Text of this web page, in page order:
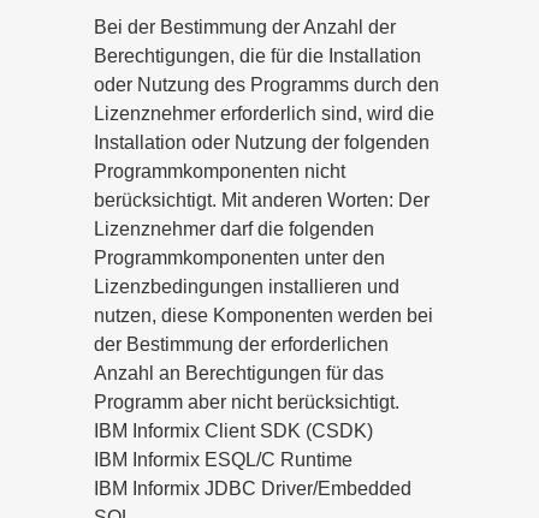
Bei der Bestimmung der Anzahl der
Berechtigungen, die für die Installation
oder Nutzung des Programms durch den
Lizenznehmer erforderlich sind, wird die
Installation oder Nutzung der folgenden
Programmkomponenten nicht
berücksichtigt. Mit anderen Worten: Der
Lizenznehmer darf die folgenden
Programmkomponenten unter den
Lizenzbedingungen installieren und
nutzen, diese Komponenten werden bei
der Bestimmung der erforderlichen
Anzahl an Berechtigungen für das
Programm aber nicht berücksichtigt.
IBM Informix Client SDK (CSDK)
IBM Informix ESQL/C Runtime
IBM Informix JDBC Driver/Embedded